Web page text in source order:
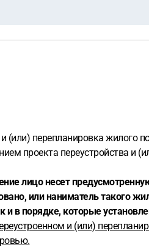
перепланировка жилого
проекта переустройства и
лицо несет
или наниматель такого
в порядке, которые
и (или)